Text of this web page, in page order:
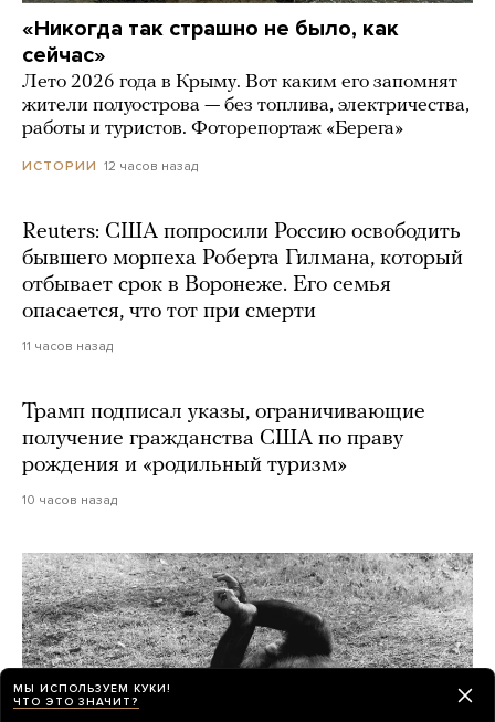
«Никогда так страшно не было, как
сейчас»
Лето 2026 года в Крыму. Вот каким его запомнят
жители полуострова — без топлива, электричества,
работы и туристов. Фоторепортаж «Берега»
ИСТОРИИ 12 часов назад
Reuters: США попросили Россию освободить
бывшего морпеха Роберта Гилмана, который
отбывает срок в Воронеже. Его семья
опасается, что тот при смерти
11 часов назад
Трамп подписал указы, ограничивающие
получение гражданства США по праву
рождения и «родильный туризм»
10 часов назад
МЫ ИСПОЛЬЗУЕМ КУКИ!
ЧТО ЭТО ЗНАЧИТ?